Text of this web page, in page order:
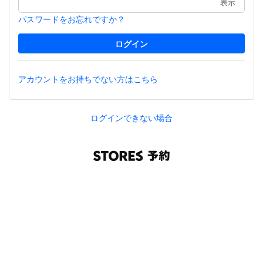
パスワードをお忘れですか？
アカウントをお持ちでない方はこちら
ログインできない場合